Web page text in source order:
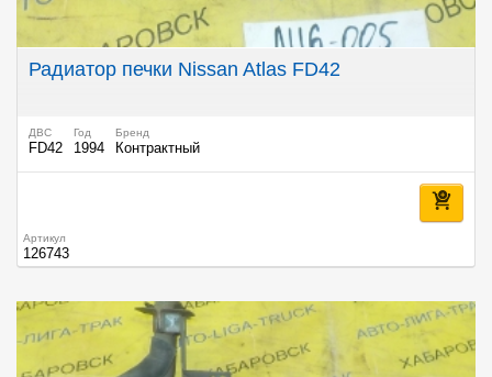
Радиатор печки Nissan Atlas FD42
ДВС
FD42
Год
1994
Бренд
Контрактный
Артикул
126743